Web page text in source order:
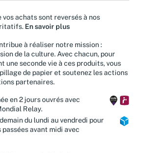
vos achats sont reversés à nos
En savoir plus
à réaliser notre mission :
de la culture. Avec chacun, pour
une seconde vie à ces produits, vous
de papier et soutenez les actions
partenaires.
en 2 jours ouvrés avec
Relay.
du lundi au vendredi pour
avant midi avec